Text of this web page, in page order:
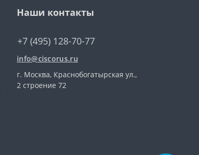
Наши контакты
+7 (495) 128-70-77
info@ciscorus.ru
г. Москва, Краснобогатырская ул.,
2 строение 72